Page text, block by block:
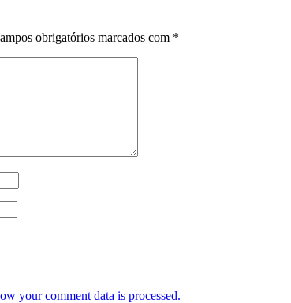
obrigatórios marcados com *
your comment data is processed.